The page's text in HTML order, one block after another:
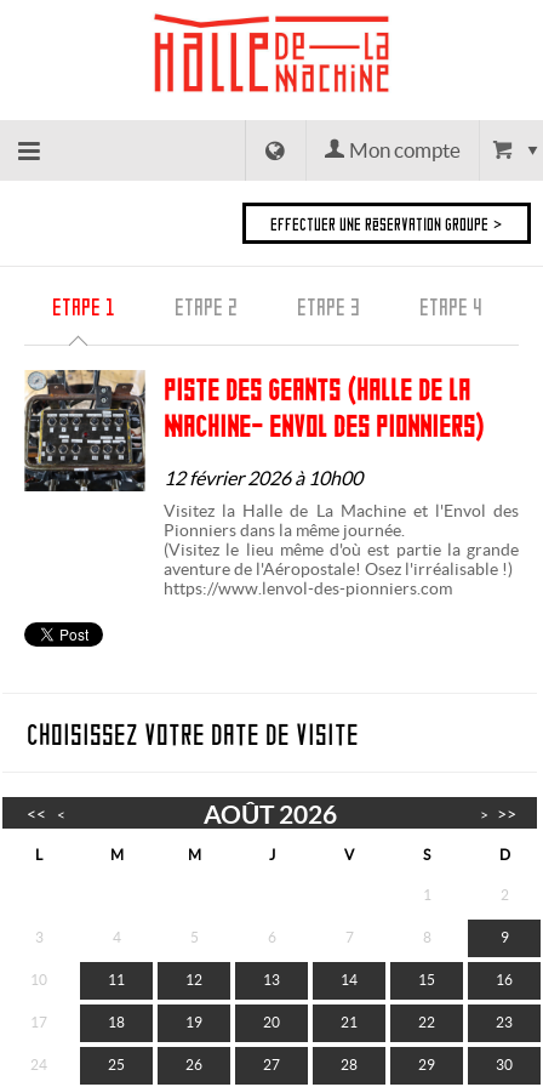
La
Retour à
l'accueil
Mon compte
EFFECTUER UNE RÉSERVATION GROUPE >
ETAPE 1 ETAPE 2 ETAPE 3 ETAPE 4
PISTE DES GEANTS (HALLE DE LA
MACHINE- ENVOL DES PIONNIERS)
12 février 2026 à 10h00
Visitez la Halle de La Machine et l'Envol des
Pionniers dans la même journée.
(Visitez le lieu même d'où est partie la grande
aventure de l'Aéropostale! Osez l'irréalisable !)
https://www.lenvol-des-pionniers.com
CHOISISSEZ VOTRE DATE DE VISITE
AOÛT 2026
<< < >>
>
L M M J V S D
1 2
3 4 5 6 7 8 9
10 11 12 13 14 15 16
17 18 19 20 21 22 23
24 25 26 27 28 29 30